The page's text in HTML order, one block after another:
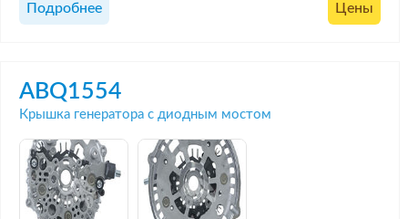
Подробнее Цены
ABQ1554
Крышка генератора с диодным мостом